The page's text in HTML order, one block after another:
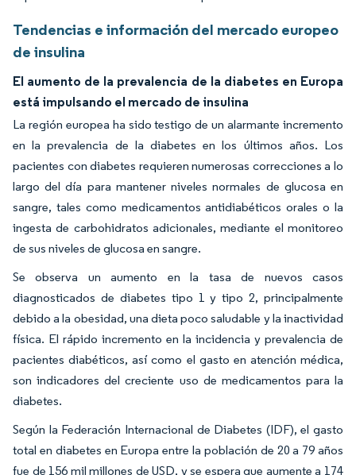
Tendencias e información del mercado europeo
de insulina
El aumento de la prevalencia de la diabetes en Europa
está impulsando el mercado de insulina
La región europea ha sido testigo de un alarmante incremento
en la prevalencia de la diabetes en los últimos años. Los
pacientes con diabetes requieren numerosas correcciones a lo
largo del día para mantener niveles normales de glucosa en
sangre, tales como medicamentos antidiabéticos orales o la
ingesta de carbohidratos adicionales, mediante el monitoreo
de sus niveles de glucosa en sangre.
Se observa un aumento en la tasa de nuevos casos
diagnosticados de diabetes tipo 1 y tipo 2, principalmente
debido a la obesidad, una dieta poco saludable y la inactividad
física. El rápido incremento en la incidencia y prevalencia de
pacientes diabéticos, así como el gasto en atención médica,
son indicadores del creciente uso de medicamentos para la
diabetes.
Según la Federación Internacional de Diabetes (IDF), el gasto
total en diabetes en Europa entre la población de 20 a 79 años
fue de 156 mil millones de USD, y se espera que aumente a 174